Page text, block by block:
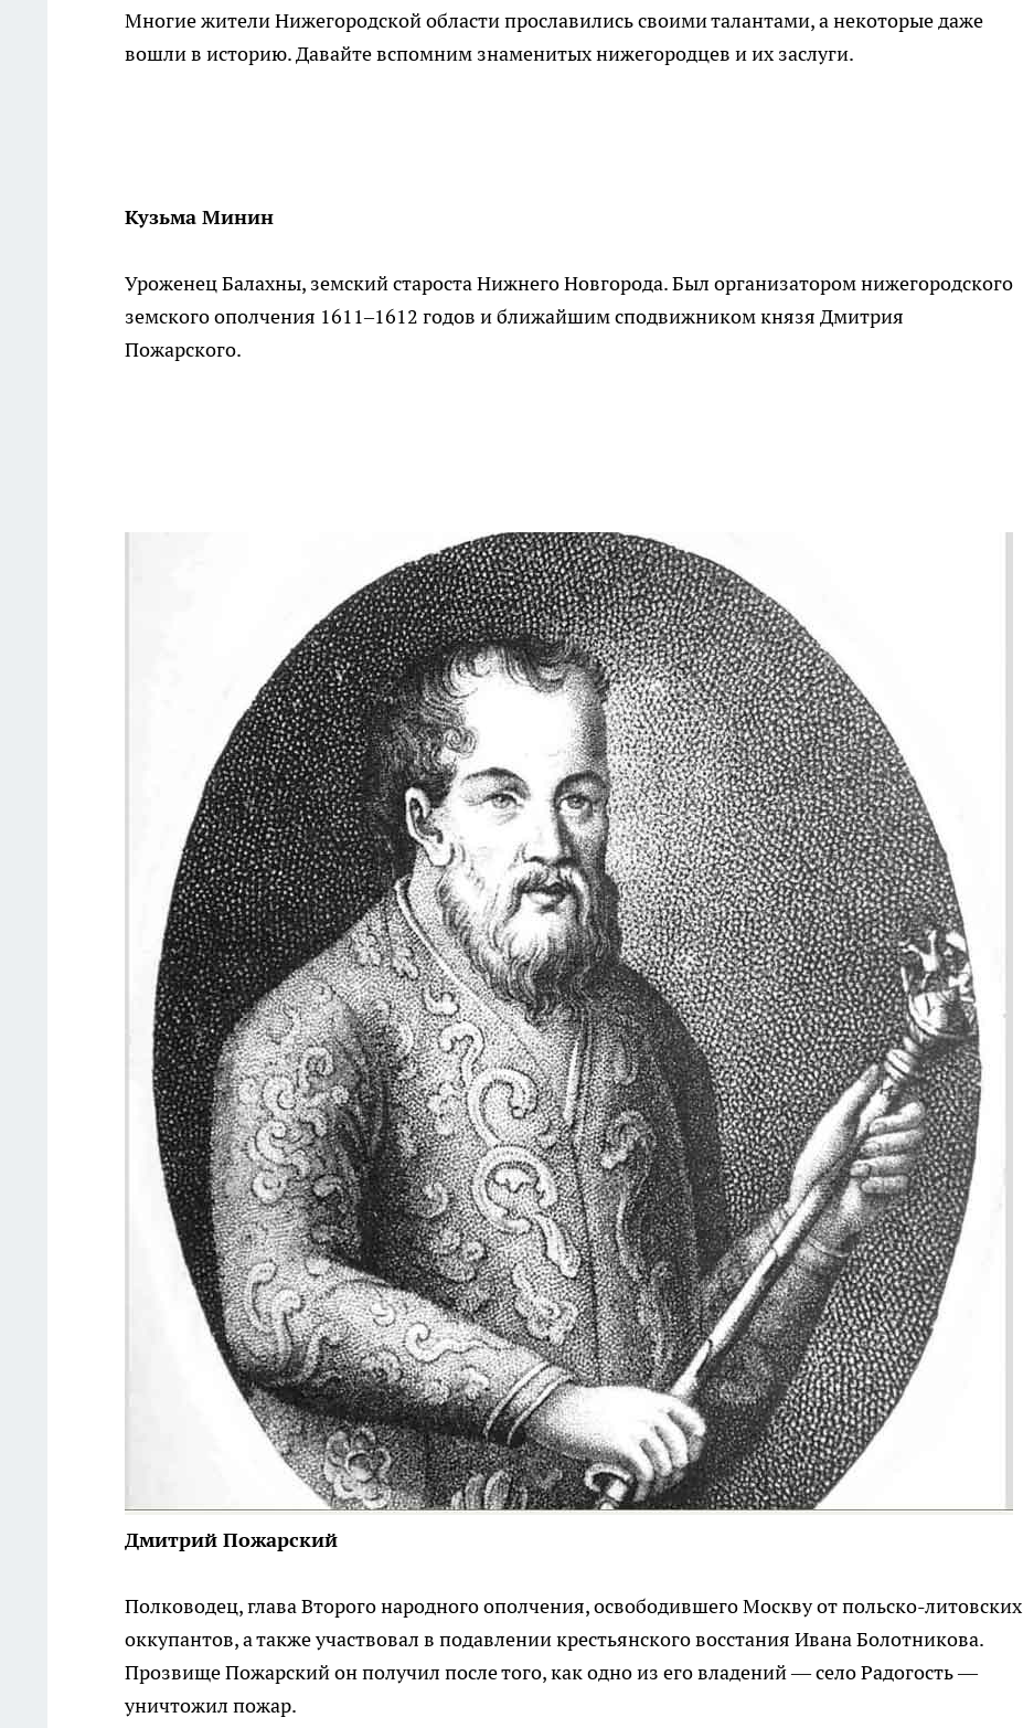
Многие жители Нижегородской области прославились своими талантами, а некоторые даже
вошли в историю. Давайте вспомним знаменитых нижегородцев и их заслуги.
Кузьма Минин
Уроженец Балахны, земский староста Нижнего Новгорода. Был организатором нижегородского
земского ополчения 1611–1612 годов и ближайшим сподвижником князя Дмитрия
Пожарского.
Дмитрий Пожарский
Полководец, глава Второго народного ополчения, освободившего Москву от польско-литовских
оккупантов, а также участвовал в подавлении крестьянского восстания Ивана Болотникова.
Прозвище Пожарский он получил после того, как одно из его владений — село Радогость —
уничтожил пожар.